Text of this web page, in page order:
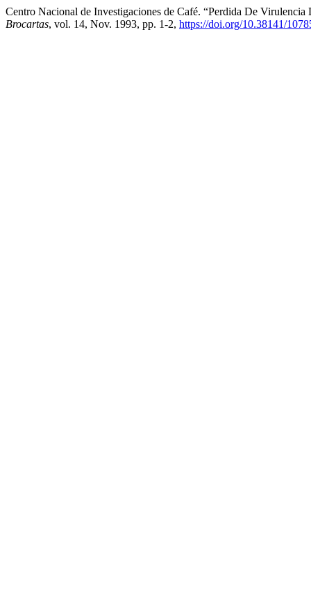
Centro Nacional de Investigaciones de Café. “Perdida De
Brocartas, vol. 14, Nov. 1993, pp. 1-2, https://doi.org/10.38141/